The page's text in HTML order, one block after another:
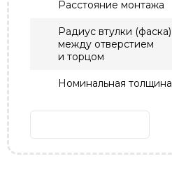
Расстояние монтажа
Радиус втулки (фаска)
между отверстием
и торцом
Номинальная толщина